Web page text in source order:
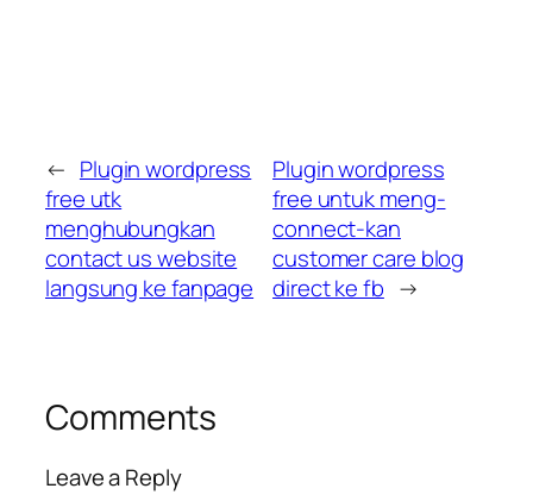
← Plugin wordpress
free utk
menghubungkan
contact us website
langsung ke fanpage
Plugin wordpress
free untuk meng-
connect-kan
customer care blog
direct ke fb →
Comments
Leave a Reply